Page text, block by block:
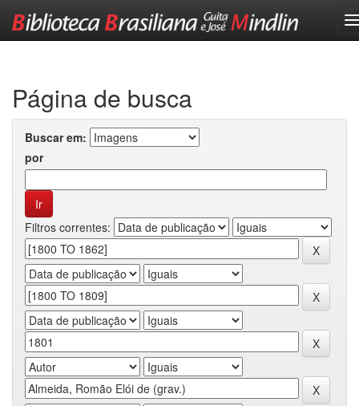
Página de busca
Buscar em:
por
Filtros correntes: